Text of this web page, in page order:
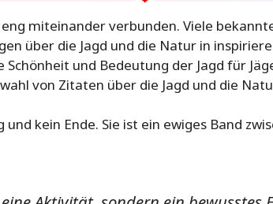
miteinander verbunden. Viele
über die Jagd und die Natur in
und Bedeutung der Jagd für
von Zitaten über die Jagd und die
und kein Ende. Sie ist ein ewiges Band